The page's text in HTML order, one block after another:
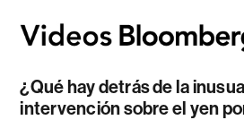
¿Qué hay detrás de la
intervención sobre el yen